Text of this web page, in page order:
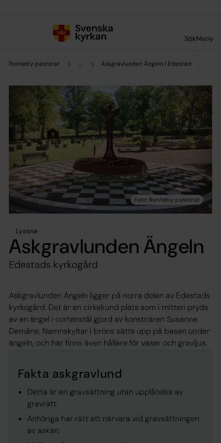
SökMeny
Ronneby pastorat ... Askgravlunden Ängeln i Edestad
Lyssna
Askgravlunden Ängeln
Edestads kyrkogård
Askgravlunden Ängeln ligger på norra delen av Edestads
kyrkogård. Det är en cirkelrund plats som i mitten pryds
av en ängel i cortenstål gjord av konstnären Susanne
Demåne. Namnskyltar i brons sätts upp på basen under
ängeln, och här finns även hållare för vaser och gravljus.
Fakta askgravlund
Detta är en gravsättning utan upplåtelse av
gravrätt.
Anhöriga har rätt att närvara vid gravsättningen
av askan.